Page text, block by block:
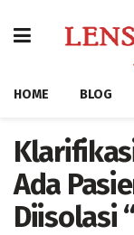
HOME BLOG
Ada
Diisolasi “